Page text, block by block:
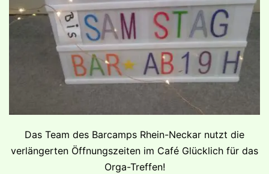
Das Team des Barcamps Rhein-Neckar nutzt die
verlängerten Öffnungszeiten im Café Glücklich für das
Orga-Treffen!